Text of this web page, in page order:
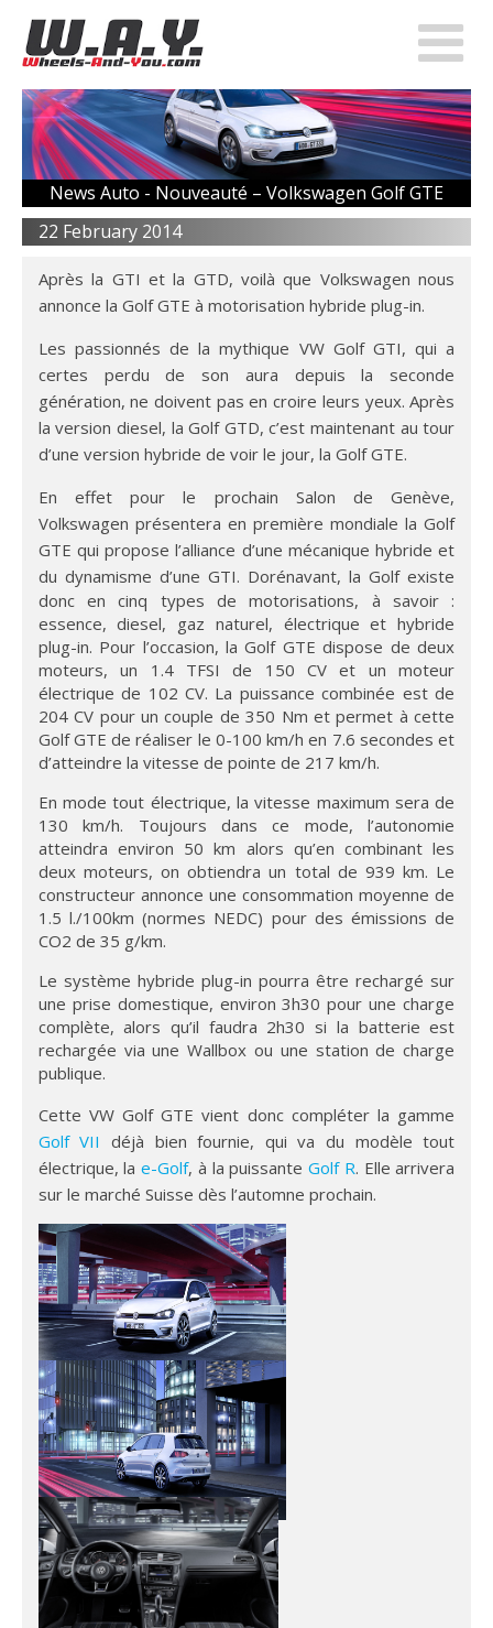
News Auto - Nouveauté – Volkswagen Golf GTE
22 February 2014
Après la GTI et la GTD, voilà que Volkswagen nous
annonce la Golf GTE à motorisation hybride plug-in.
Les passionnés de la mythique VW Golf GTI, qui a
certes perdu de son aura depuis la seconde
génération, ne doivent pas en croire leurs yeux. Après
la version diesel, la Golf GTD, c’est maintenant au tour
d’une version hybride de voir le jour, la Golf GTE.
En effet pour le prochain Salon de Genève,
Volkswagen présentera en première mondiale la Golf
GTE qui propose l’alliance d’une mécanique hybride et
du dynamisme d’une GTI. Dorénavant, la Golf existe
donc en cinq types de motorisations, à savoir :
essence, diesel, gaz naturel, électrique et hybride
plug-in. Pour l’occasion, la Golf GTE dispose de deux
moteurs, un 1.4 TFSI de 150 CV et un moteur
électrique de 102 CV. La puissance combinée est de
204 CV pour un couple de 350 Nm et permet à cette
Golf GTE de réaliser le 0-100 km/h en 7.6 secondes et
d’atteindre la vitesse de pointe de 217 km/h.
En mode tout électrique, la vitesse maximum sera de
130 km/h. Toujours dans ce mode, l’autonomie
atteindra environ 50 km alors qu’en combinant les
deux moteurs, on obtiendra un total de 939 km. Le
constructeur annonce une consommation moyenne de
1.5 l./100km (normes NEDC) pour des émissions de
CO2 de 35 g/km.
Le système hybride plug-in pourra être rechargé sur
une prise domestique, environ 3h30 pour une charge
complète, alors qu’il faudra 2h30 si la batterie est
rechargée via une Wallbox ou une station de charge
publique.
Cette VW Golf GTE vient donc compléter la gamme
Golf VII déjà bien fournie, qui va du modèle tout
électrique, lae-Golf, à la puissanteGolf R. Elle arrivera
sur le marché Suisse dès l’automne prochain.